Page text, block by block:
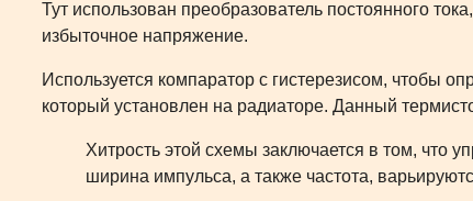
Тут использован преобразователь постоянного
избыточное напряжение.
Используется компаратор с гистерезисом, чтобы
который установлен на радиаторе. Данный
Хитрость этой схемы заключается в том, что
ширина импульса, а также частота,